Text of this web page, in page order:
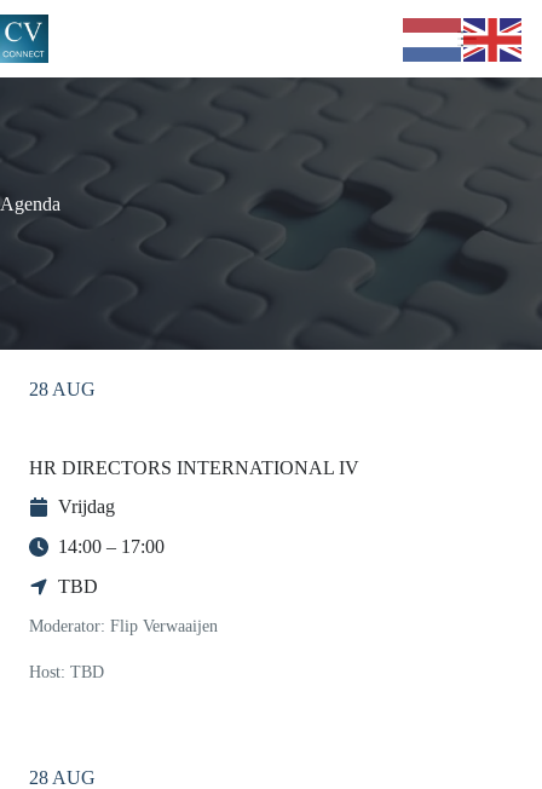
naar
de
inhoud
Agenda
28 AUG
HR DIRECTORS INTERNATIONAL IV
Vrijdag
14:00 – 17:00
TBD
Moderator: Flip Verwaaijen
Host: TBD
28 AUG